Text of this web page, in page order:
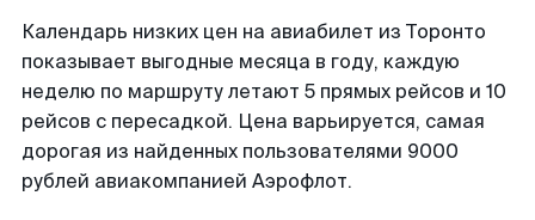
Календарь низких цен на авиабилет из Торонто
показывает выгодные месяца в году, каждую
неделю по маршруту летают 5 прямых рейсов и 10
рейсов с пересадкой. Цена варьируется, самая
дорогая из найденных пользователями 9000
рублей авиакомпанией Аэрофлот.